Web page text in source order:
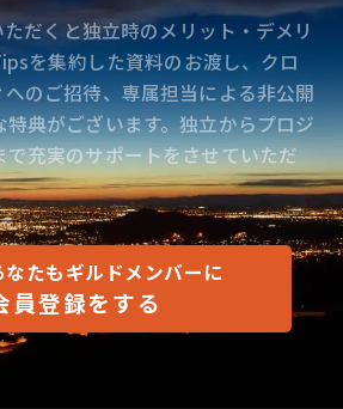
だくと独立時のメリット・デメリ
を集約した資料のお渡し、クロ
のご招待、専属担当による非公開
典がございます。独立からプロジ
充実のサポートをさせていただ
たもギルドメンバーに
員登録をする